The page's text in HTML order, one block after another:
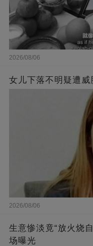
2026/08/06
女儿下落不明疑遭
2026/08/06
生意惨淡竟“放火烧
场曝光